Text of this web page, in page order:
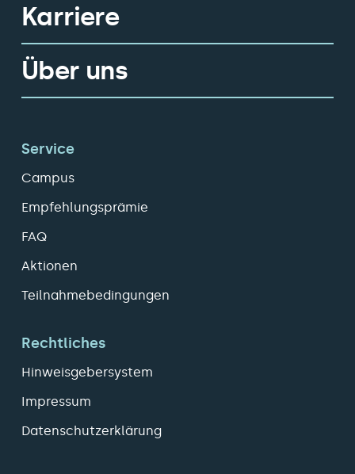
Karriere
Über uns
Service
Campus
Empfehlungsprämie
FAQ
Aktionen
Teilnahmebedingungen
Rechtliches
Hinweisgebersystem
Impressum
Datenschutzerklärung